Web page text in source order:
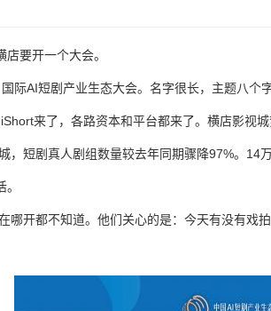
要开一个大会。
际AI短剧产业生态大会。名字很长，主题八个
来了，各路资本和平台都来了。横店影视
，短剧真人剧组数量较去年同期骤降97%。14
哪开都不知道。他们关心的是：今天有没有戏